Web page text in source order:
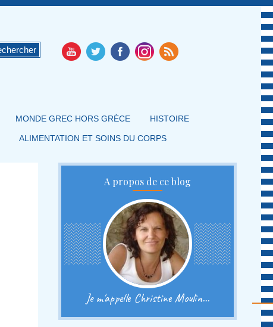
MONDE GREC HORS GRÈCE HISTOIRE
ALIMENTATION ET SOINS DU CORPS
A propos de ce blog
Je m'appelle Christine Moulin...